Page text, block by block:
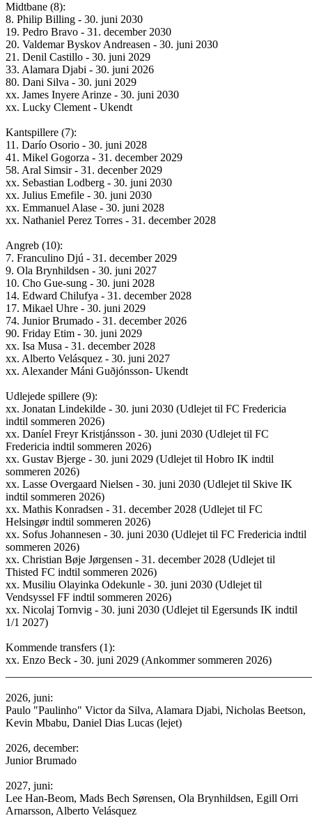
Midtbane (8):
8. Philip Billing - 30. juni 2030
19. Pedro Bravo - 31. december 2030
20. Valdemar Byskov Andreasen - 30. juni 2030
21. Denil Castillo - 30. juni 2029
33. Alamara Djabi - 30. juni 2026
80. Dani Silva - 30. juni 2029
xx. James Inyere Arinze - 30. juni 2030
xx. Lucky Clement - Ukendt
Kantspillere (7):
11. Darío Osorio - 30. juni 2028
41. Mikel Gogorza - 31. december 2029
58. Aral Simsir - 31. decenber 2029
xx. Sebastian Lodberg - 30. juni 2030
xx. Julius Emefile - 30. juni 2030
xx. Emmanuel Alase - 30. juni 2028
xx. Nathaniel Perez Torres - 31. december 2028
Angreb (10):
7. Franculino Djú - 31. december 2029
9. Ola Brynhildsen - 30. juni 2027
10. Cho Gue-sung - 30. juni 2028
14. Edward Chilufya - 31. december 2028
17. Mikael Uhre - 30. juni 2029
74. Junior Brumado - 31. december 2026
90. Friday Etim - 30. juni 2029
xx. Isa Musa - 31. december 2028
xx. Alberto Velásquez - 30. juni 2027
xx. Alexander Máni Guðjónsson- Ukendt
Udlejede spillere (9):
xx. Jonatan Lindekilde - 30. juni 2030 (Udlejet til FC Fredericia
indtil sommeren 2026)
xx. Daníel Freyr Kristjánsson - 30. juni 2030 (Udlejet til FC
Fredericia indtil sommeren 2026)
xx. Gustav Bjerge - 30. juni 2029 (Udlejet til Hobro IK indtil
sommeren 2026)
xx. Lasse Overgaard Nielsen - 30. juni 2030 (Udlejet til Skive IK
indtil sommeren 2026)
xx. Mathis Konradsen - 31. december 2028 (Udlejet til FC
Helsingør indtil sommeren 2026)
xx. Sofus Johannesen - 30. juni 2030 (Udlejet til FC Fredericia indtil
sommeren 2026)
xx. Christian Bøje Jørgensen - 31. december 2028 (Udlejet til
Thisted FC indtil sommeren 2026)
xx. Musiliu Olayinka Odekunle - 30. juni 2030 (Udlejet til
Vendsyssel FF indtil sommeren 2026)
xx. Nicolaj Tornvig - 30. juni 2030 (Udlejet til Egersunds IK indtil
1/1 2027)
Kommende transfers (1):
xx. Enzo Beck - 30. juni 2029 (Ankommer sommeren 2026)
2026, juni:
Paulo "Paulinho" Victor da Silva, Alamara Djabi, Nicholas Beetson,
Kevin Mbabu, Daniel Dias Lucas (lejet)
2026, december:
Junior Brumado
2027, juni:
Lee Han-Beom, Mads Bech Sørensen, Ola Brynhildsen, Egill Orri
Arnarsson, Alberto Velásquez